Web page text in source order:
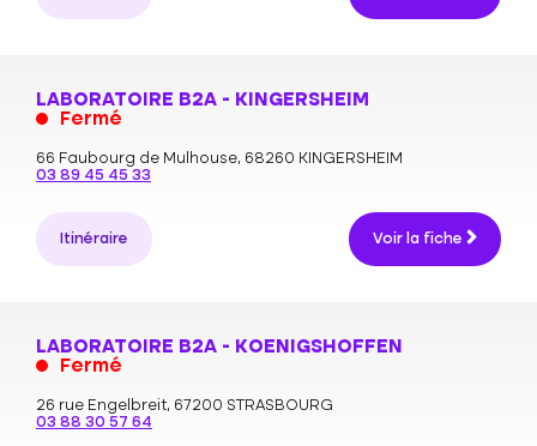
LABORATOIRE B2A - KINGERSHEIM
Fermé
66 Faubourg de Mulhouse, 68260 KINGERSHEIM
03 89 45 45 33
Itinéraire Voir la fiche
LABORATOIRE B2A - KOENIGSHOFFEN
Fermé
26 rue Engelbreit, 67200 STRASBOURG
03 88 30 57 64